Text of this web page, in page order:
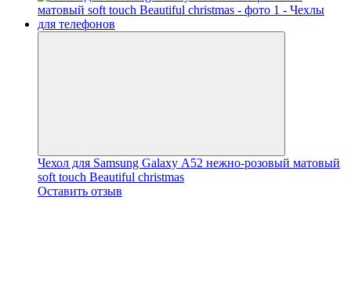
Чехол для Samsung Galaxy А52 нежно-розовый матовый
soft touch Beautiful christmas
Оставить отзыв